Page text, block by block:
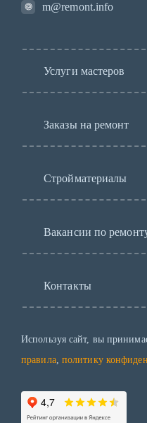
m@remont.info
Услуги мастеров
Заказы на ремонт
Стройматериалы
Вакансии по
Контакты
Используя сайт, вы
правила, политику